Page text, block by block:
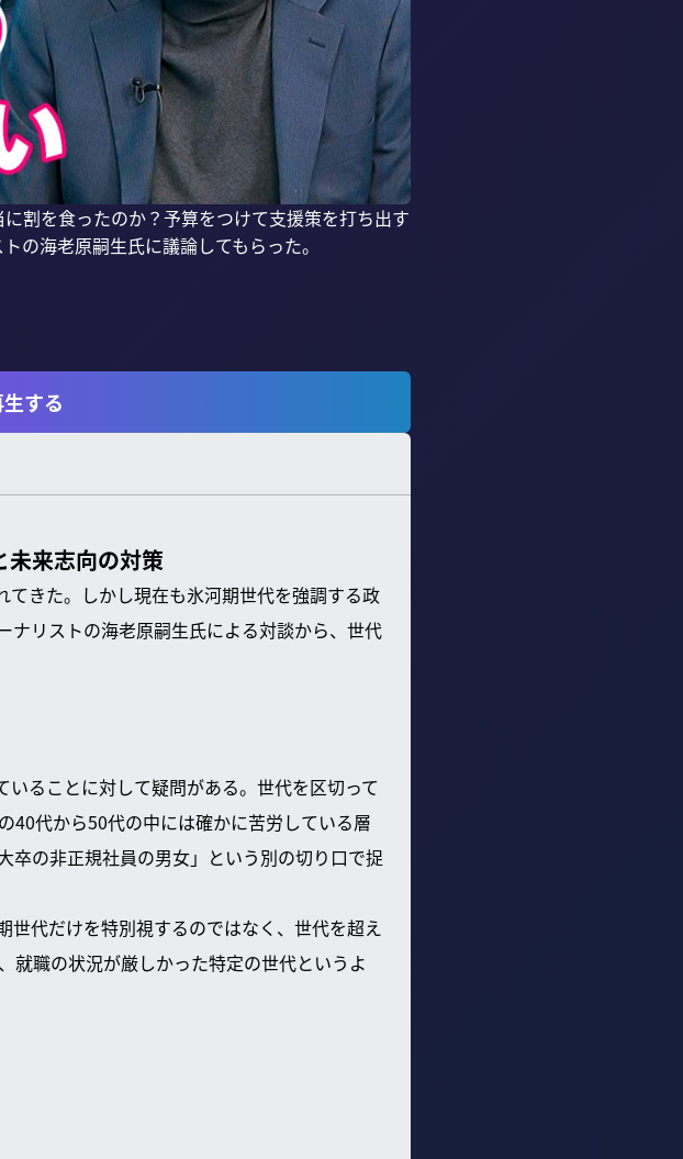
割を食ったのか？予算をつけて支援策を打ち出す
の海老原嗣生氏に議論してもらった。
する
未来志向の対策
きた。しかし現在も氷河期世代を強調する政
ナリストの海老原嗣生氏による対談から、世代
ることに対して疑問がある。世代を区切って
40代から50代の中には確かに苦労している層
卒の非正規社員の男女」という別の切り口で捉
世代だけを特別視するのではなく、世代を超え
就職の状況が厳しかった特定の世代というよ